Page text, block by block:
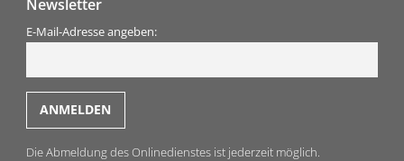
Newsletter
E-Mail-Adresse angeben:
Die Abmeldung des Onlinedienstes ist jederzeit möglich.